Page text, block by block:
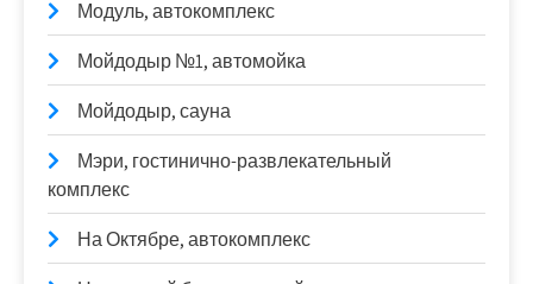
Модуль, автокомплекс
Мойдодыр №1, автомойка
Мойдодыр, сауна
Мэри, гостинично-развлекательный
комплекс
На Октябре, автокомплекс